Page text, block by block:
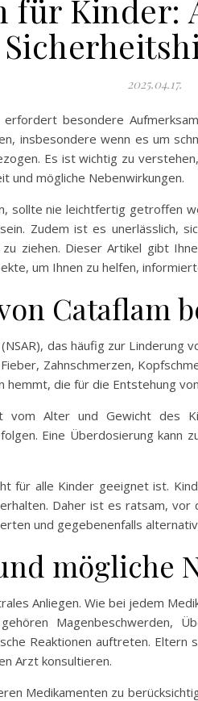
für Kinder:
2025.04.17.
besondere
insbesondere wenn es um
Es ist wichtig zu
und mögliche Nebenwirkungen.
sollte nie leichtfertig getroffen
Zudem ist es unerlässlich,
ziehen. Dieser Artikel gibt
um Ihnen zu helfen,
Cataflam
das häufig zur Linderung
Zahnschmerzen,
die für die Entstehung
vom Alter und Gewicht des
Eine Überdosierung kann
für alle Kinder geeignet ist.
Daher ist es ratsam,
und gegebenenfalls
mögliche
Anliegen. Wie bei jedem
Magenbeschwerden,
Reaktionen auftreten. Eltern
Arzt konsultieren.
Medikamenten zu